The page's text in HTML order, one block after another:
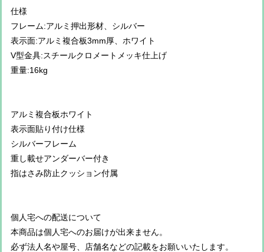
仕様
フレーム:アルミ押出形材、シルバー
表示面:アルミ複合板3mm厚、ホワイト
V型金具:スチールクロメートメッキ仕上げ
重量:16kg
アルミ複合板ホワイト
表示面貼り付け仕様
シルバーフレーム
重し載せアンダーバー付き
指はさみ防止クッション付属
個人宅への配送について
本商品は個人宅へのお届けが出来ません。
必ず法人名や屋号、店舗名などの記載をお願いいたします。